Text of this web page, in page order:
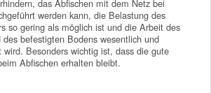
das Abfischen mit dem Netz bei
werden kann, die Belastung des
so gering als möglich ist und die Arbeit des
des befestigten Bodens wesentlich und
wird. Besonders wichtig ist, dass die gute
Abfischen erhalten bleibt.